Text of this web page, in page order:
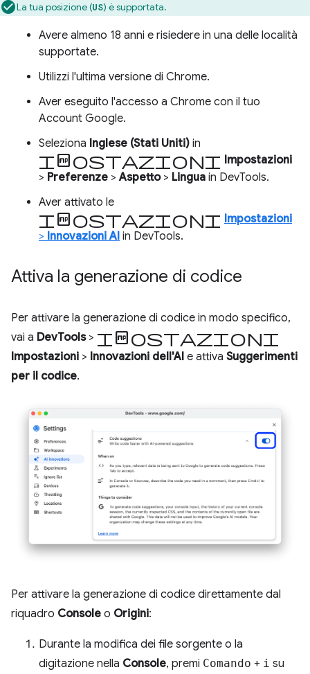
La tua posizione (US) è supportata.
Avere almeno 18 anni e risiedere in una delle località
supportate.
Utilizzi l'ultima versione di Chrome.
Aver eseguito l'accesso a Chrome con il tuo
Account Google.
Seleziona Inglese (Stati Uniti) in
Impostazioni Impostazioni
> Preferenze >Aspetto> Lingua in DevTools.
Aver attivato le
impostazioni Impostazioni
> Innovazioni AI in DevTools.
Attiva la generazione di codice
Per attivare la generazione di codice in modo specifico,
vai a DevTools> Impostazioni
Impostazioni > Innovazioni dell'AI e attiva Suggerimenti
per il codice.
Per attivare la generazione di codice direttamente dal
riquadro Console o Origini:
Durante la modifica dei file sorgente o la
digitazione nella Console, premi Comando + i su